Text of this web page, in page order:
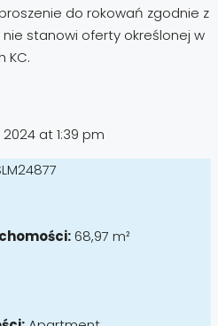
do rokowań zgodnie z
nie stanowi oferty określonej w
KC.
at 1:39 pm
68,97 m²